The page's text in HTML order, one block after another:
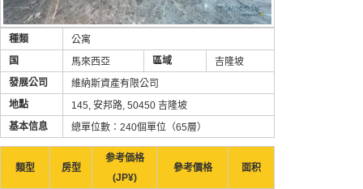
種類
公寓
国
馬來西亞 區域
吉隆坡
發展公司
維納斯資產有限公司
地點
145, 安邦路, 50450 吉隆坡
基本信息
總單位數：240個單位（65層）
類型 房型
参考価格
(JP¥)
參考價格 面积